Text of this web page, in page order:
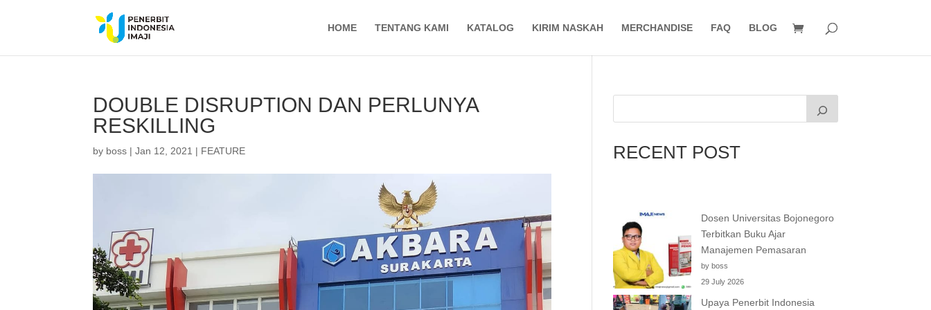
HOME TENTANG KAMI KATALOG KIRIM NASKAH MERCHANDISE FAQ BLOG
DOUBLE DISRUPTION DAN PERLUNYA
RESKILLING
by boss |Jan 12, 2021 | FEATURE RECENT POST
Dosen Universitas Bojonegoro
Terbitkan Buku Ajar
Manajemen Pemasaran
by boss
29 July 2026
Upaya Penerbit Indonesia